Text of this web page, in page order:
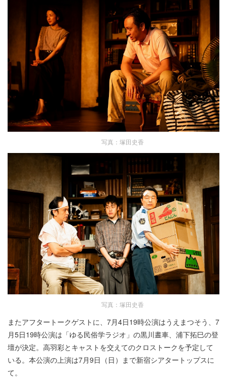
写真：塚田史香
写真：塚田史香
またアフタートークゲストに、7月4日19時公演はうえまつそう、7
月5日19時公演は「ゆる民俗学ラジオ」の黒川晝車、浦下拓巳の登
壇が決定。高羽彩とキャストを交えてのクロストークを予定して
いる。本公演の上演は7月9日（日）まで新宿シアタートップスに
て。